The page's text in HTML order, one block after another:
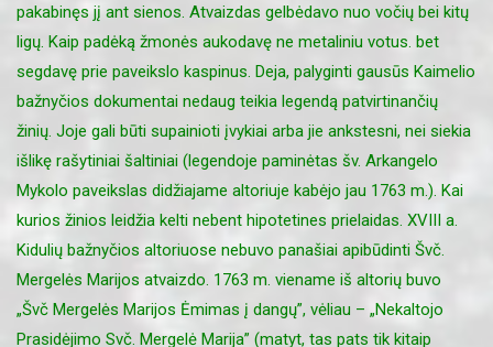
pakabinęs jį ant sienos. Atvaizdas gelbėdavo nuo vočių bei kitų
ligų. Kaip padėką žmonės aukodavę ne metaliniu votus. bet
segdavę prie paveikslo kaspinus. Deja, palyginti gausūs Kaimelio
bažnyčios dokumentai nedaug teikia legendą patvirtinančių
žinių. Joje gali būti supainioti įvykiai arba jie ankstesni, nei siekia
išlikę rašytiniai šaltiniai (legendoje paminėtas šv. Arkangelo
Mykolo paveikslas didžiajame altoriuje kabėjo jau 1763 m.). Kai
kurios žinios leidžia kelti nebent hipotetines prielaidas. XVIII a.
Kidulių bažnyčios altoriuose nebuvo panašiai apibūdinti Švč.
Mergelės Marijos atvaizdo. 1763 m. viename iš altorių buvo
„Švč Mergelės Marijos Ėmimas į dangų”, vėliau – „Nekaltojo
Prasidėjimo Svč. Mergelė Marija” (matyt, tas pats tik kitaip